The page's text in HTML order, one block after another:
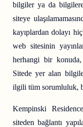
bilgiler ya da
siteye
kayıplardan dolayı
web sitesinin
herhangi bir
Sitede yer alan
ilgili tüm sorumluluk,
Kempinski
siteden bağlantı